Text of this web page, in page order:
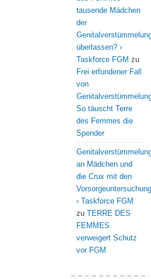
tausende Mädchen
der
überlassen? ›
Taskforce FGM zu
Frei erfundener Fall
von
So täuscht Terre
des Femmes die
Spender
an Mädchen und
die Crux mit den
› Taskforce FGM
zu TERRE DES
FEMMES
verweigert Schutz
vor FGM